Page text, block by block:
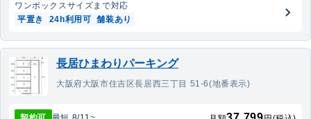
ワンボックスサイズまで対応
平置き
24h利用可 舗装あり
長居ひまわりパーキング
大阪府大阪市住吉区長居西三丁目 51-6(地番表示)